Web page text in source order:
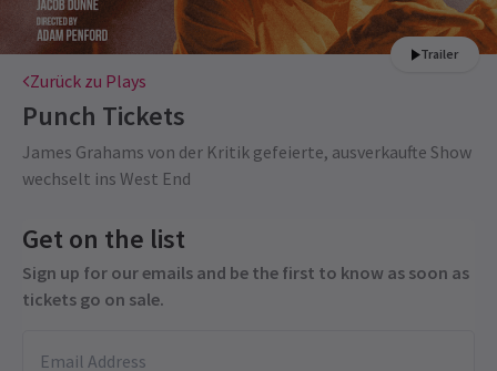
Trailer
Zurück zu Plays
Punch Tickets
James Grahams von der Kritik gefeierte, ausverkaufte Show
wechselt ins West End
Get on the list
Sign up for our emails and be the first to know as soon as
tickets go on sale.